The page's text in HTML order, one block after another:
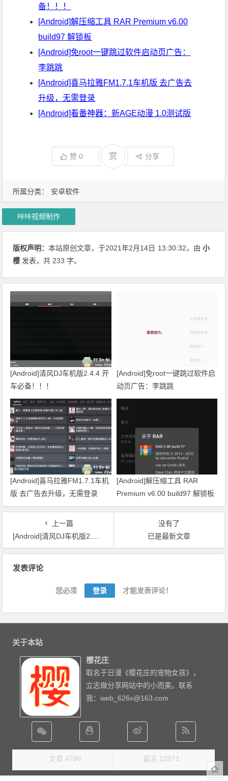
所属分类： 安卓软件
备！！！
[Android]解压缩工具 RAR Premium v6.00
build97 解锁板
[Android]免root一键跳过软件启动页广告：
李跳跳
[Android]喜马拉雅FM1.7.1车机版 去广告去
升级，无需登录
[Android]看番神器：新AGE动漫 1.0测试版
赞0 赏 分享
咔咔视频制作
版权声明：本站原创文章，于2021年2月14日 13:30:32，由小
樱 发表，共 233 字。
[Android]清风DJ车机版2.4.4 开
车必备！！！
[Android]免root一键跳过软件启
动页广告：李跳跳
[Android]喜马拉雅FM1.7.1车机
版 去广告去升级，无需登录
[Android]解压缩工具 RAR
Premium v6.00 build97 解锁板
上一篇
[Android]清风DJ车机版2.4.4 开车必备！！！
没有了
已是最新文章
发表评论
您必须 登录 才能发表评论！
关于本站
樱花庄
取名于日漫《樱花庄的宠物女孩》，
立志做分享网站中的小而美。联系
我：web_626x@163.com
文章 4786 留言 12871